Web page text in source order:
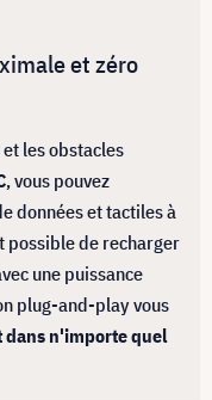
et zéro
les obstacles
, vous pouvez
données et tactiles à
possible de recharger
une puissance
plug-and-play vous
n'importe quel